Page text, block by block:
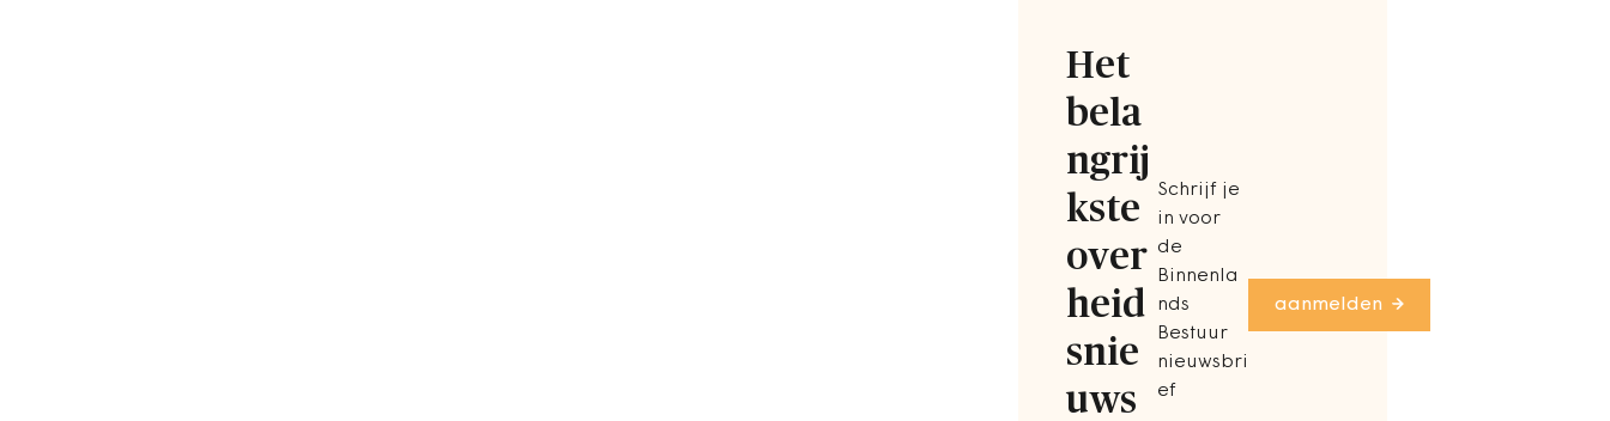
Het
bela
ngrij
kste
over
heid
snie
uws
Schrijf je
in voor
de
Binnenla
nds
Bestuur
nieuwsbri
ef
aanmelden